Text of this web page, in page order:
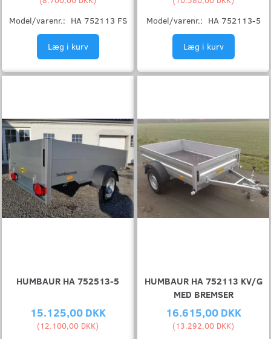
Model/varenr.: HA 752113 FS
Læg i kurv
Model/varenr.: HA 752113-5
Læg i kurv
HUMBAUR HA 752513-5
15.125,00 DKK
(12.100,00 DKK)
HUMBAUR HA 752113 KV/G
MED BREMSER
16.615,00 DKK
(13.292,00 DKK)